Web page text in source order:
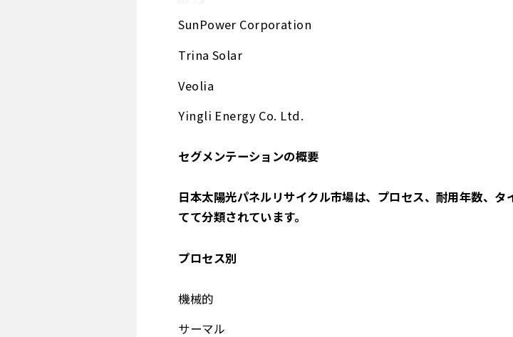
SunPower Corporation
Trina Solar
Veolia
Yingli Energy Co. Ltd.
セグメンテーションの概要
日本太陽光パネルリサイクル市場は、プロセス、耐用年数、
てて分類されています。
プロセス別
機械的
サーマル